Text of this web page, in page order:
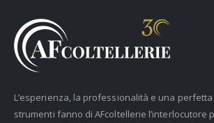
L’esperienza, la professionalità e una
strumenti fanno di AFcoltellerie l’interlocutore